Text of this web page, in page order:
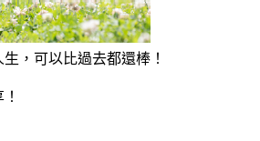
，可以比過去都還棒！